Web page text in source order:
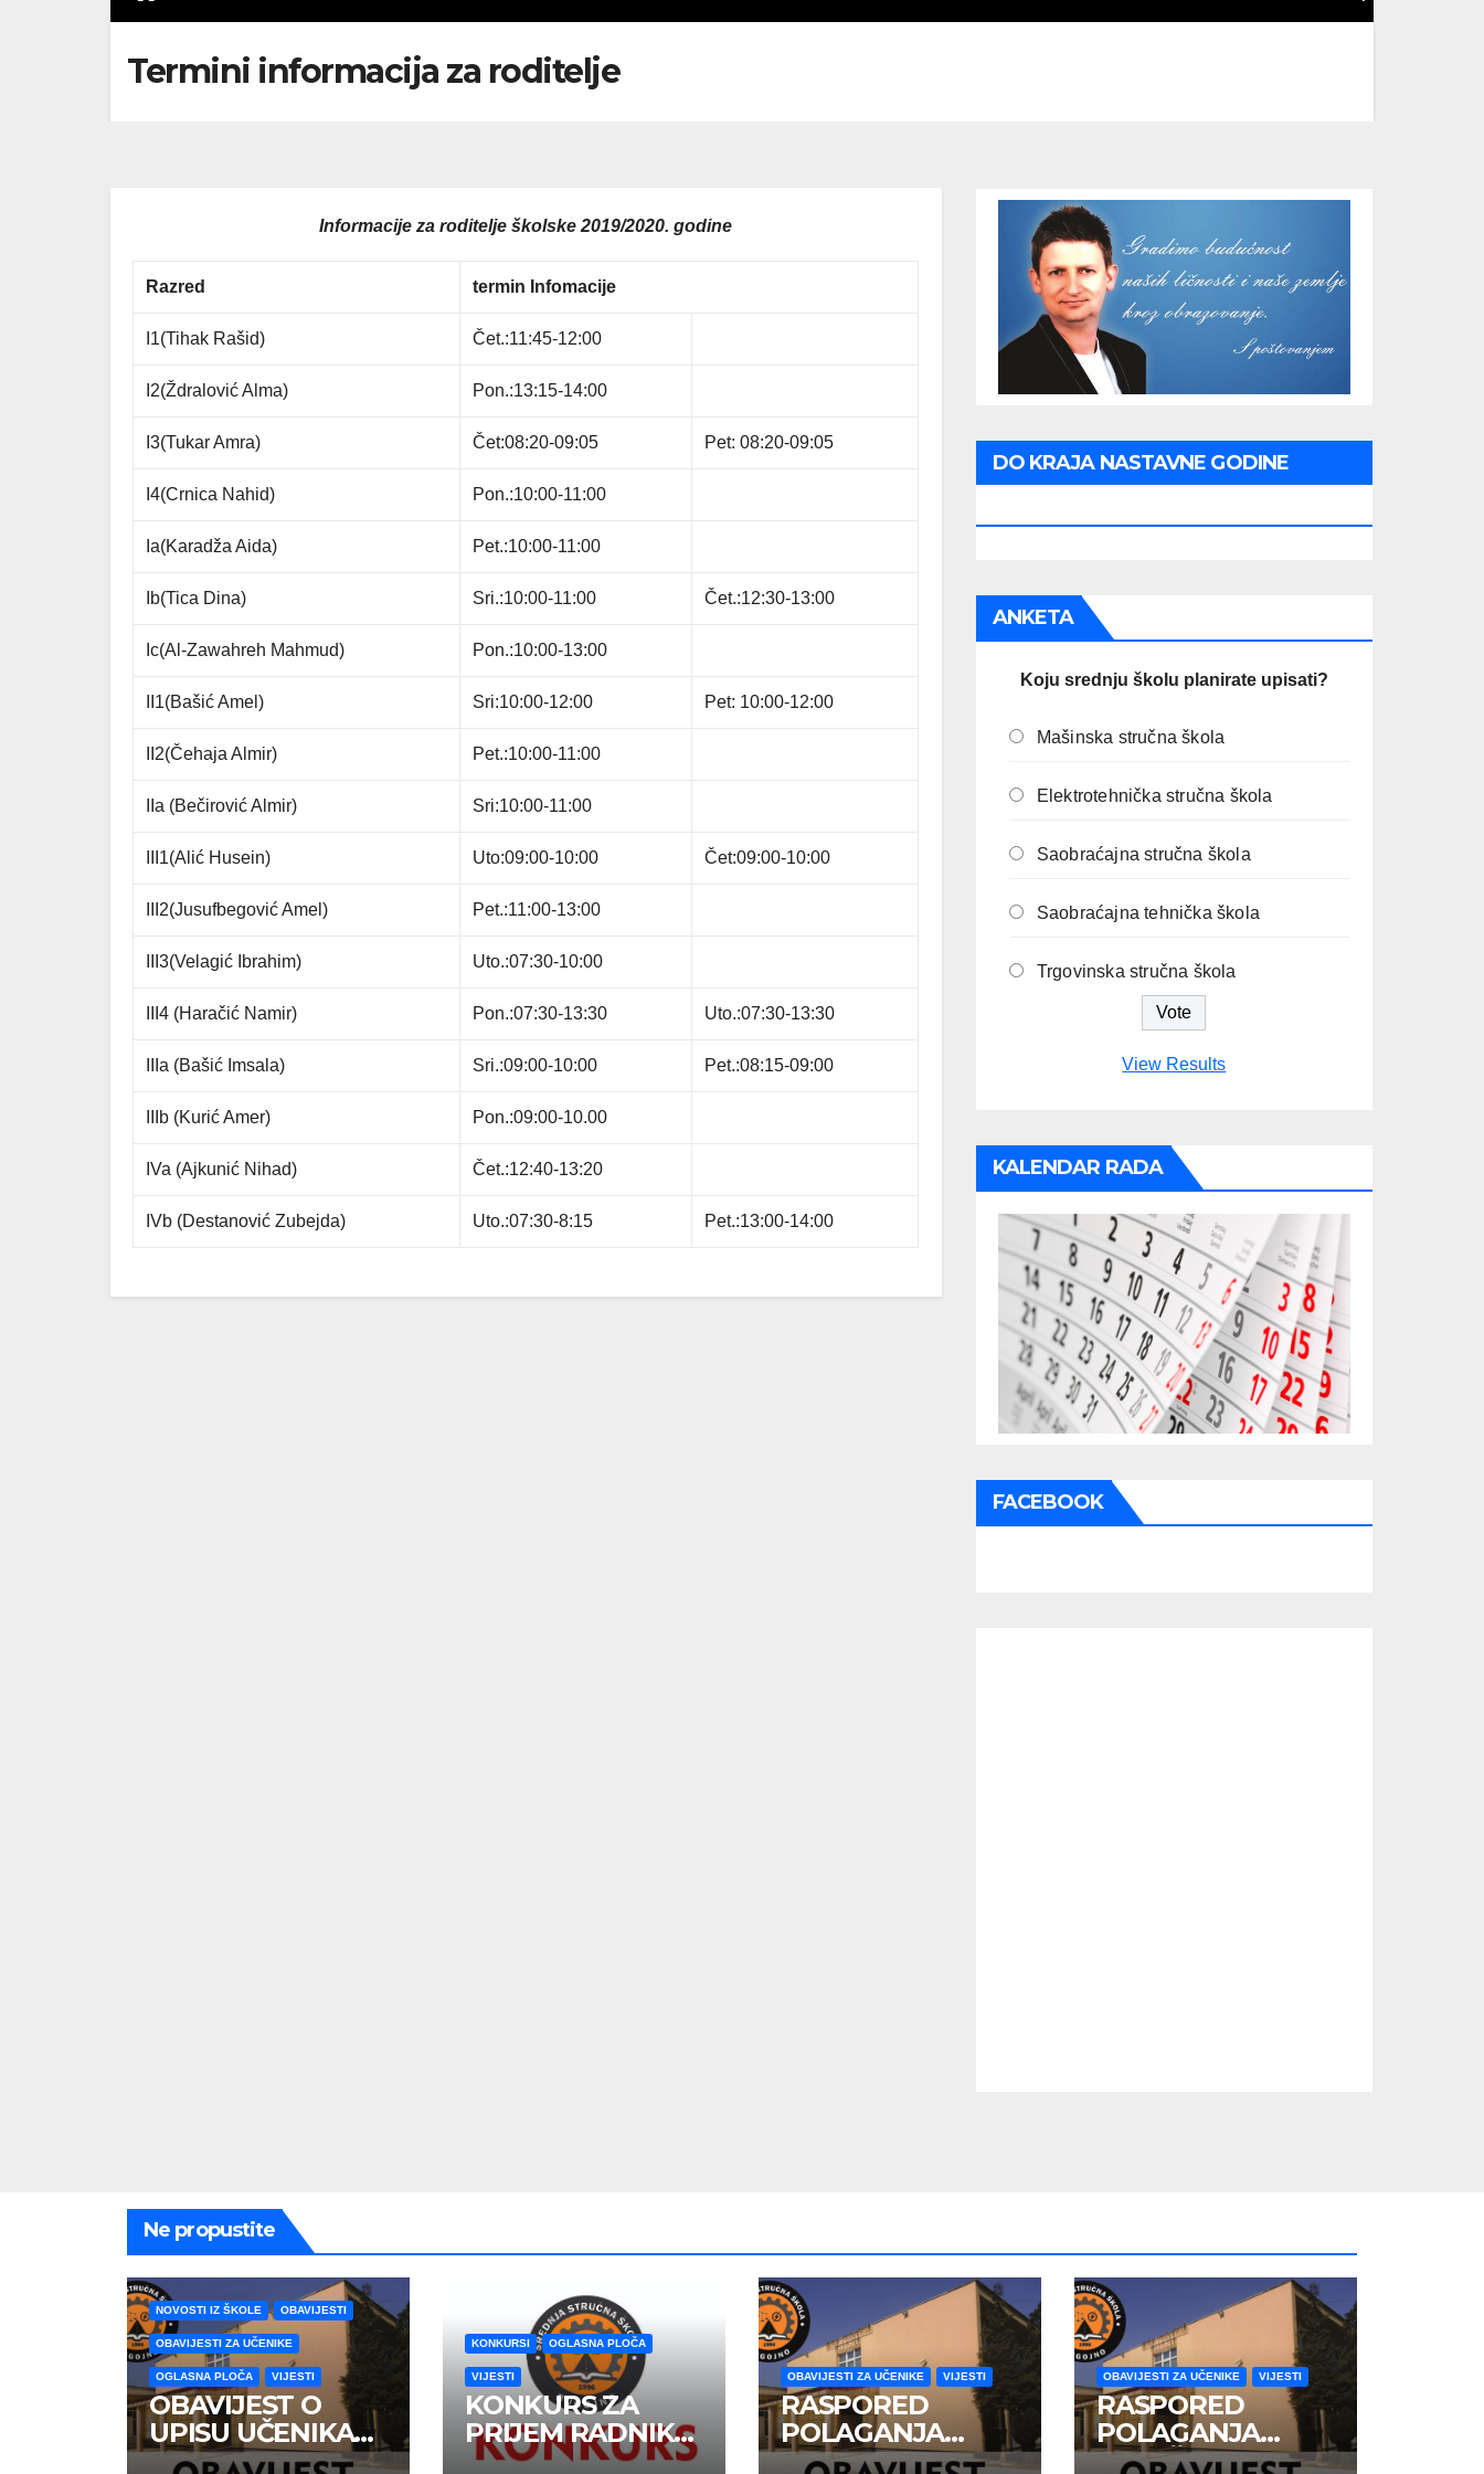
Termini informacija za roditelje
Informacije za roditelje školske 2019/2020. godine
Razred termin Infomacije
I1(Tihak Rašid) Čet.:11:45-12:00
I2(Ždralović Alma) Pon.:13:15-14:00
I3(Tukar Amra) Čet:08:20-09:05 Pet: 08:20-09:05
I4(Crnica Nahid) Pon.:10:00-11:00
Ia(Karadža Aida) Pet.:10:00-11:00
Ib(Tica Dina) Sri.:10:00-11:00 Čet.:12:30-13:00
Ic(Al-Zawahreh Mahmud) Pon.:10:00-13:00
II1(Bašić Amel) Sri:10:00-12:00 Pet: 10:00-12:00
II2(Čehaja Almir) Pet.:10:00-11:00
IIa (Bečirović Almir) Sri:10:00-11:00
III1(Alić Husein) Uto:09:00-10:00 Čet:09:00-10:00
III2(Jusufbegović Amel) Pet.:11:00-13:00
III3(Velagić Ibrahim) Uto.:07:30-10:00
III4 (Haračić Namir) Pon.:07:30-13:30 Uto.:07:30-13:30
IIIa (Bašić Imsala) Sri.:09:00-10:00 Pet.:08:15-09:00
IIIb (Kurić Amer) Pon.:09:00-10.00
IVa (Ajkunić Nihad) Čet.:12:40-13:20
IVb (Destanović Zubejda) Uto.:07:30-8:15 Pet.:13:00-14:00
DO KRAJA NASTAVNE GODINE
ANKETA
Koju srednju školu planirate upisati?
Mašinska stručna škola
Elektrotehnička stručna škola
Saobraćajna stručna škola
Saobraćajna tehnička škola
Trgovinska stručna škola
View Results
KALENDAR RADA
FACEBOOK
Ne propustite
NOVOSTI IZ ŠKOLE OBAVIJESTI
OBAVIJESTI ZA UČENIKE
OGLASNA PLOČA VIJESTI
OBAVIJEST O
UPISU UČENIKA
PRVIH RAZREDA
KONKURSI OGLASNA PLOČA
VIJESTI
KONKURS ZA
PRIJEM RADNIKA
U RADNI ODNOS
OBAVIJESTI ZA UČENIKE VIJESTI
RASPORED
POLAGANJA
MATURSKOG
OBAVIJESTI ZA UČENIKE VIJESTI
RASPORED
POLAGANJA
ZAVRŠNOG ISPITA